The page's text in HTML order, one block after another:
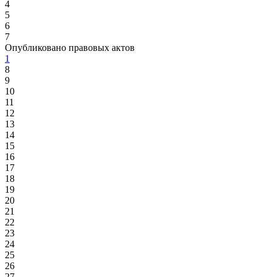
4
5
6
7
Опубликовано правовых актов
1
8
9
10
11
12
13
14
15
16
17
18
19
20
21
22
23
24
25
26